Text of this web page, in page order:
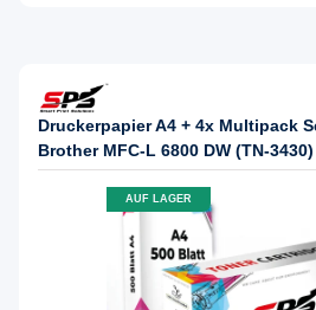
Druckerpapier A4 + 4x Multipack
Brother MFC-L 6800 DW (TN-
AUF LAGER